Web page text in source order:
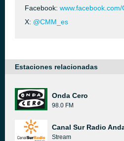
Facebook:
X: @CMM_es
Estaciones relacionadas
Onda Cero
98.0 FM
Canal Sur Radio
Stream